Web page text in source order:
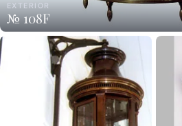
EXTERIOR
№ 108F